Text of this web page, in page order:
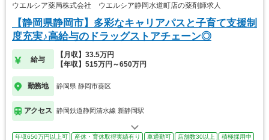
ウエルシア薬局株式会社 ウエルシア静岡水道町店の薬剤師求人
【静岡県静岡市】多彩なキャリアパスと子育て支援制
度充実♪高給与のドラッグストアチェーン◎
給与
【月収】33.5万円
【年収】515万円～650万円
勤務地 静岡県 静岡市葵区
アクセス 静岡鉄道静岡清水線 新静岡駅
年収650万円以上可 産休・育休取得実績有り 車通勤可 店舗数30以上
積極採用中